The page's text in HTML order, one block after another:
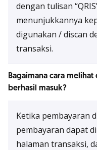
dengan tulisan
menunjukkannya
digunakan / discan
transaksi.
Bagaimana cara
berhasil masuk?
Ketika pembayaran
pembayaran dapat
halaman transaksi,